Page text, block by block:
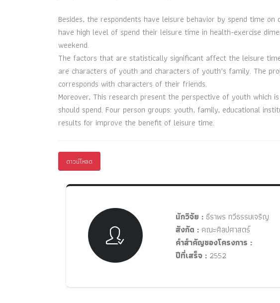
Besides, the respondents have leisure behavior by spend time
have high level of spend their leisure time in health-exercise
weekend.
The factors that are statistically significant affect the leisure
are characters of youth and characters of youth’s family. The
corresponds with characters of their friends.
Moreover, This research present the perspective of youth
should spend. Four person groups: youth, family, educational
results for improve the benefit of leisure time.
ดาวน์โหลด
นักวิจัย : ธีราพร ทวีธรรมเจริญ
สังกัด : คณะศิลปศาสตร์
คำสำคัญของโครงการ :
ปีที่เสร็จ : 2552